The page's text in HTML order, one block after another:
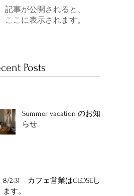
記事が公開されると、
ここに表示されます。
Posts
Summer vacation のお知
らせ
8/2-31 カフェ営業はCLOSEし
ます。